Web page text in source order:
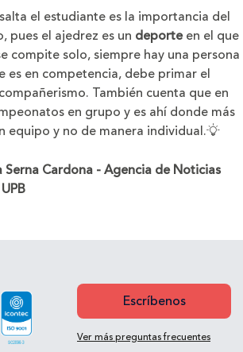
el estudiante es la importancia del
pues el ajedrez es un deporteen el que
compite solo, siempre hay una persona
es en competencia, debe primar el
También cuenta que en
en grupo y es ahí donde más
equipo y no de manera individual.
Serna Cardona - Agencia de Noticias
Escríbenos
Ver más preguntas frecuentes